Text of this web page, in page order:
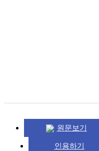
원문보기
인용하기